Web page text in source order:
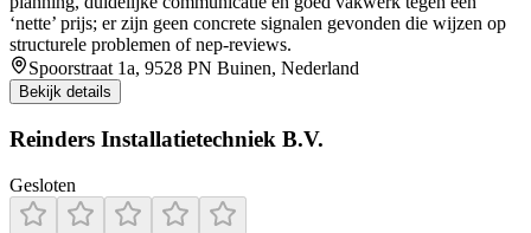
‘nette’ prijs; er zijn geen concrete signalen gevonden die wijzen op
structurele problemen of nep-reviews.
Spoorstraat 1a, 9528 PN Buinen, Nederland
Bekijk details
Reinders Installatietechniek B.V.
Gesloten